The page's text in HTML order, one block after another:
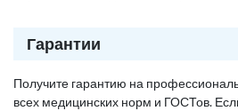
Гарантии
Получите гарантию на
всех медицинских норм и ГОСТов.